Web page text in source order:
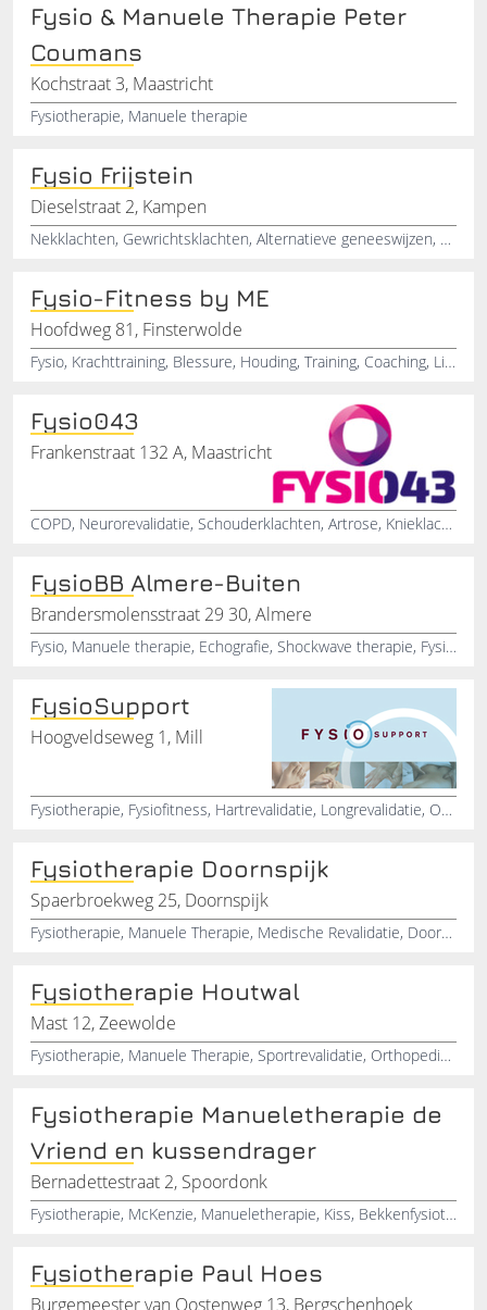
Fysio & Manuele Therapie Peter
Coumans
Kochstraat 3, Maastricht
Fysiotherapie, Manuele therapie
Fysio Frijstein
Dieselstraat 2, Kampen
Nekklachten, Gewrichtsklachten, Alternatieve geneeswijzen, Fysiotherapeut
Fysio-Fitness by ME
Hoofdweg 81, Finsterwolde
Fysio, Krachttraining, Blessure, Houding, Training, Coaching, Lifestyle, Sport, Bewegen, Gezondheid
Fysio043
Frankenstraat 132 A, Maastricht
COPD, Neurorevalidatie, Schouderklachten, Artrose, Knieklachten, Nekklachten, Fysiotherapiepraktijk, Medical taping, Sportfysio, Lymfdrainage
FysioBB Almere-Buiten
Brandersmolensstraat 29 30, Almere
Fysio, Manuele therapie, Echografie, Shockwave therapie, Fysio therapie
FysioSupport
Hoogveldseweg 1, Mill
Fysiotherapie, Fysiofitness, Hartrevalidatie, Longrevalidatie, Origene, Blessures, Gewrichten, RSI, Fysio, Ontspanningstherapie
Fysiotherapie Doornspijk
Spaerbroekweg 25, Doornspijk
Fysiotherapie, Manuele Therapie, Medische Revalidatie, Doornspijk, Gelderland
Fysiotherapie Houtwal
Mast 12, Zeewolde
Fysiotherapie, Manuele Therapie, Sportrevalidatie, Orthopedische Revalidatie, Rsi Wiples
Fysiotherapie Manueletherapie de
Vriend en kussendrager
Bernadettestraat 2, Spoordonk
Fysiotherapie, McKenzie, Manueletherapie, Kiss, Bekkenfysiotherapie, Copd, Rsi, Geriatrie, Massage, Duizeligheidsklachten
Fysiotherapie Paul Hoes
Burgemeester van Oostenweg 13, Bergschenhoek